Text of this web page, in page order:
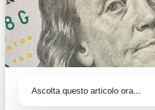
Conto IG
Guru Monitor
Stagionalità
Ascolta questo articolo ora...